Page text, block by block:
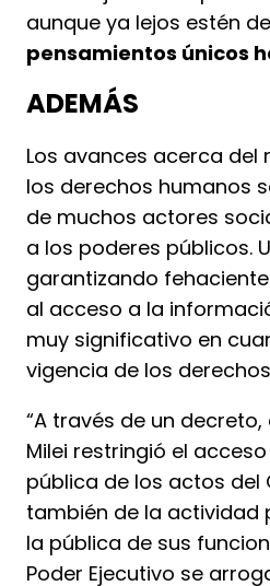
aunque ya lejos estén
pensamientos únicos
ADEMÁS
Los avances acerca del
los derechos humanos
de muchos actores
a los poderes públicos.
garantizando
al acceso a la
muy significativo en
vigencia de los
“A través de un
Milei restringió el
pública de los actos del
también de la actividad
la pública de sus
Poder Ejecutivo se